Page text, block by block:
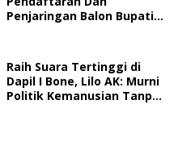
Penjaringan Balon Bupati
Raih Suara Tertinggi di
Dapil I Bone, Lilo AK: Murni
Politik Kemanusian Tanpa